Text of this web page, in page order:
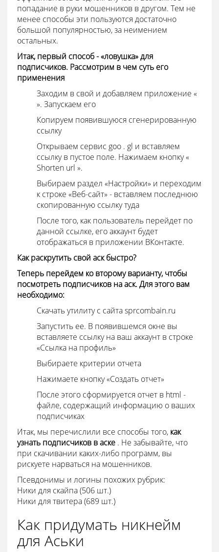
попадание в руки мошенников в другом. Тем не
менее способы эти пользуются достаточно
большой популярностью, за неимением
остальных.
Итак, первый способ - «ловушка» для
подписчиков. Рассмотрим в чем суть его
применения
Заходим в свой и добавляем приложение «
». Запускаем его
Копируем появившуюся сгенерированную
ссылку
Открываем сервис goo . gl и вставляем
ссылку в пустое поле. Нажимаем кнопку «
Shorten url ».
Выбираем раздел «Настройки» и переходим
к строке «Веб-сайт» - вставляем последнюю
скопированную ссылку туда
После того, как пользователь перейдет по
данной ссылке, его аккаунт будет
отображаться в приложении ВКонтакте.
Как раскрутить свой аск быстро?
Теперь перейдем ко второму варианту, чтобы
посмотреть подписчиков на аск. Для этого вам
необходимо:
Скачать утилиту с сайта sprcombain.ru
Запустить ее. В появившемся окне вы
вставляете ссылку на ваш аккаунт в строке
«Ссылка на профиль»
Выбираете критерии отчета
Нажимаете кнопку «Создать отчет»
После этого сформируется отчет в html -
файле, содержащий информацию о ваших
подписчиках
Итак, мы перечислили все способы того, как
узнать подписчиков в аске . Не забывайте, что
при скачивании каких-либо программ, вы
рискуете нарваться на мошенников.
Псевдонимы и логины похожих рубрик:
Ники для скайпа (506 шт.)
Ники для твитера (689 шт.)
Как придумать никнейм
для Аськи